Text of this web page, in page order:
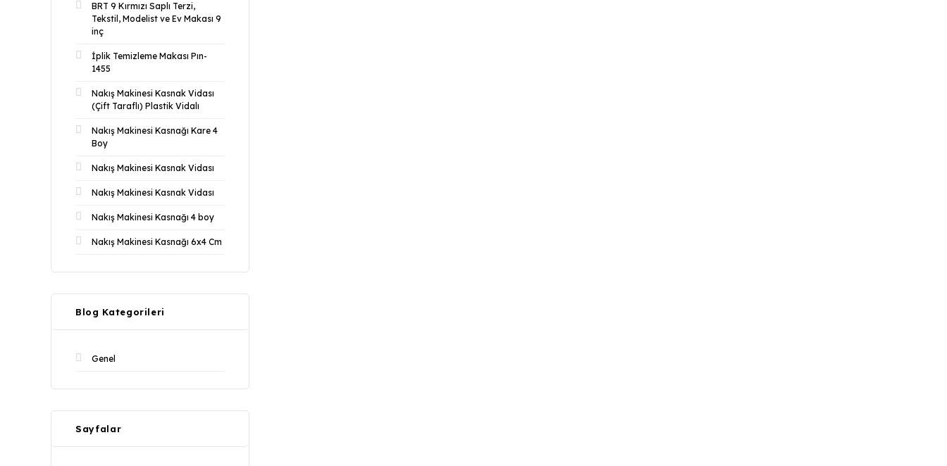
BRT 9 Kırmızı Saplı Terzi,
Tekstil, Modelist ve Ev Makası 9
inç
İplik Temizleme Makası Pın-
1455
Nakış Makinesi Kasnak Vidası
(Çift Taraflı) Plastik Vidalı
Nakış Makinesi Kasnağı Kare 4
Boy
Nakış Makinesi Kasnak Vidası
Nakış Makinesi Kasnak Vidası
Nakış Makinesi Kasnağı 4 boy
Nakış Makinesi Kasnağı 6x4 Cm
Blog Kategorileri
Genel
Sayfalar